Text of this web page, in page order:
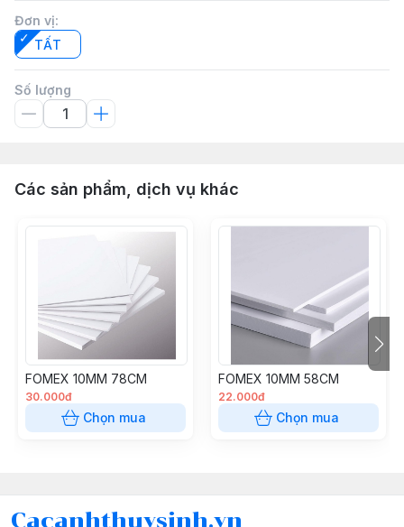
Đơn vị:
TẤT
Số lượng
Các sản phẩm, dịch vụ khác
FOMEX 10MM 78CM
30.000đ
Chọn mua
FOMEX 10MM 58CM
22.000đ
Chọn mua
Cacanhthuysinh.vn